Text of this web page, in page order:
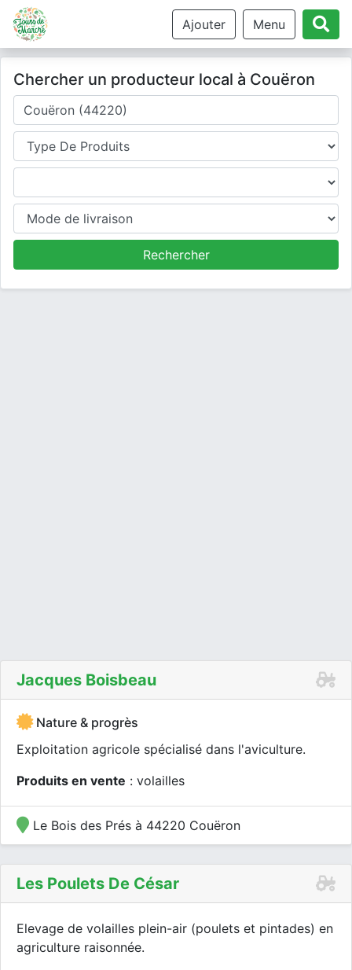
Ajouter Menu
Chercher un producteur local à Couëron
Où cherchez-vous un producteur ?
Type de produits
Produits
Mode de livraison
Rechercher
Jacques Boisbeau
Nature & progrès
Exploitation agricole spécialisé dans l'aviculture.
Produits en vente : volailles
Le Bois des Prés à 44220 Couëron
Les Poulets De César
Elevage de volailles plein-air (poulets et pintades) en
agriculture raisonnée.